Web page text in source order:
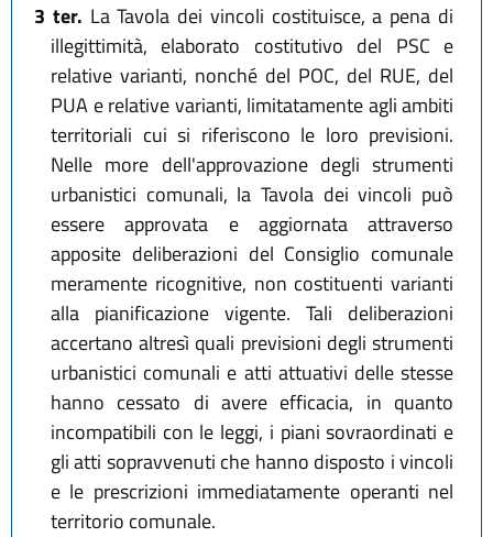
3 ter. La Tavola dei vincoli costituisce, a pena di
illegittimità, elaborato costitutivo del PSC e
relative varianti, nonché del POC, del RUE, del
PUA e relative varianti, limitatamente agli ambiti
territoriali cui si riferiscono le loro previsioni.
Nelle more dell'approvazione degli strumenti
urbanistici comunali, la Tavola dei vincoli può
essere approvata e aggiornata attraverso
apposite deliberazioni del Consiglio comunale
meramente ricognitive, non costituenti varianti
alla pianificazione vigente. Tali deliberazioni
accertano altresì quali previsioni degli strumenti
urbanistici comunali e atti attuativi delle stesse
hanno cessato di avere efficacia, in quanto
incompatibili con le leggi, i piani sovraordinati e
gli atti sopravvenuti che hanno disposto i vincoli
e le prescrizioni immediatamente operanti nel
territorio comunale.